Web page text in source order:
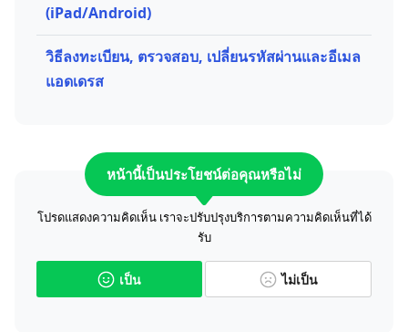
(iPad/Android)
วิธีลงทะเบียน, ตรวจสอบ, เปลี่ยนรหัสผ่านและอีเมล
แอดเดรส
หน้านี้เป็นประโยชน์ต่อคุณหรือไม่
โปรดแสดงความคิดเห็น เราจะปรับปรุงบริการตามความคิดเห็นที่ได้
รับ
เป็น ไม่เป็น